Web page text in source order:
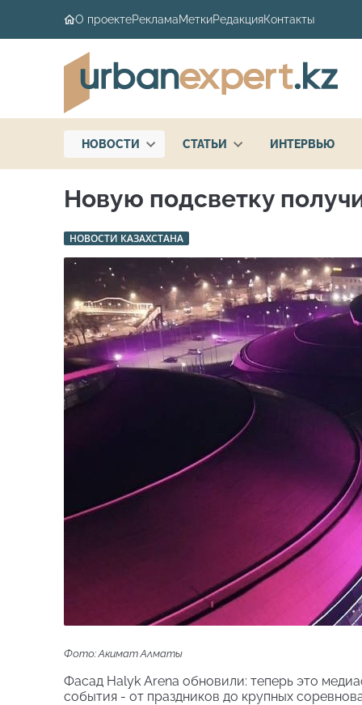
О проектеРекламаМеткиРедакцияКонтакты
НОВОСТИ СТАТЬИ ИНТЕРВЬЮ
Новую подсветку
НОВОСТИ КАЗАХСТАНА
Фото: Акимат Алматы
Фасад Halyk Arena обновили: теперь это
события - от праздников до крупных